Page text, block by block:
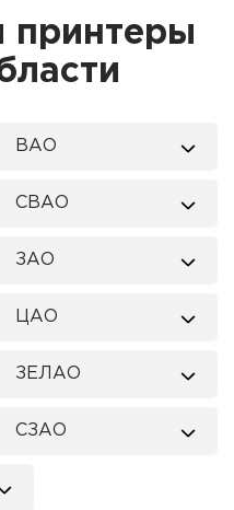
принтеры
ВАО
СВАО
ЗАО
ЦАО
ЗЕЛАО
СЗАО